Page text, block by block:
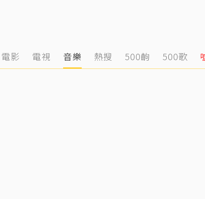
電影 電視 音樂 熱搜 500齣 500歌